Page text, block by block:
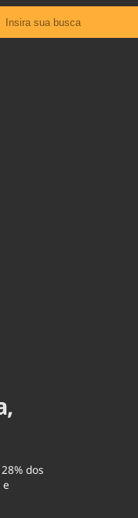
Ver todas as
dos